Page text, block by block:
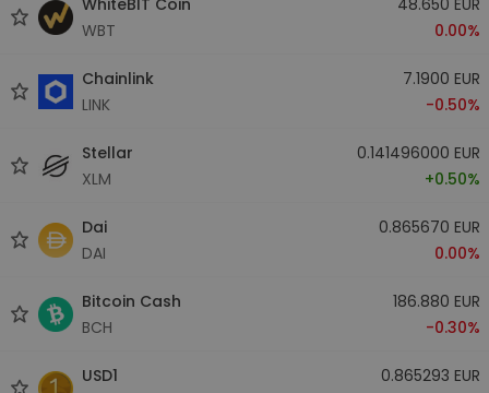
WBT
0.00%
Chainlink
LINK
7.1900 EUR
-0.50%
Stellar
XLM
0.141496000 EUR
+0.50%
Dai
DAI
0.865670 EUR
0.00%
Bitcoin Cash
BCH
186.880 EUR
-0.30%
USD1
0.865293 EUR